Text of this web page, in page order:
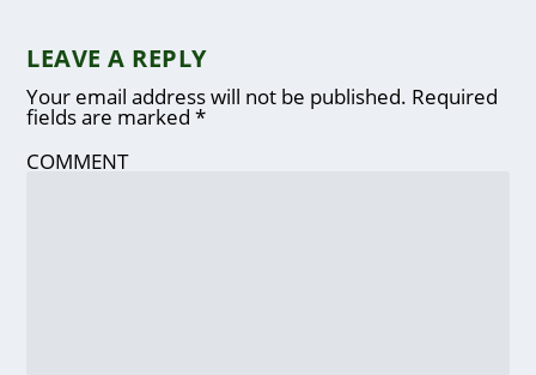
LEAVE A REPLY
Your email address will not be published. Required
fields are marked*
COMMENT